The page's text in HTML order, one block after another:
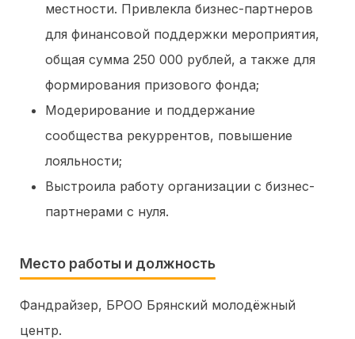
местности. Привлекла бизнес-партнеров
для финансовой поддержки мероприятия,
общая сумма 250 000 рублей, а также для
формирования призового фонда;
Модерирование и поддержание
сообщества рекуррентов, повышение
лояльности;
Выстроила работу организации с бизнес-
партнерами с нуля.
Место работы и должность
Фандрайзер, БРОО Брянский молодёжный
центр.